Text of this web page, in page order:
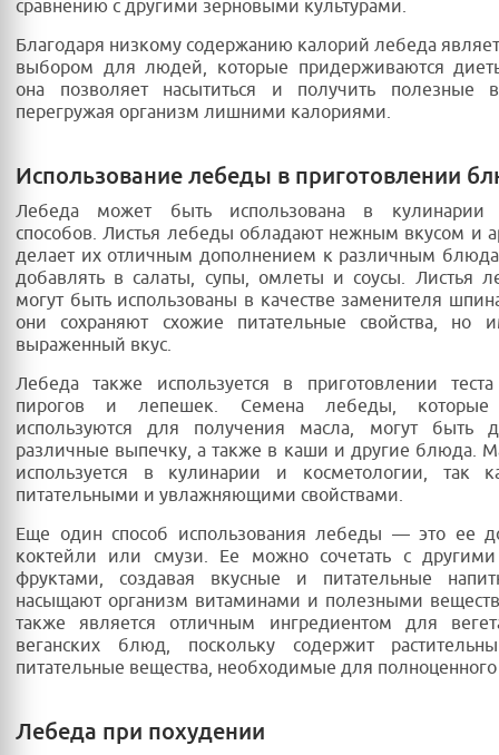
сравнению с другими зерновыми культурами.
Благодаря низкому содержанию калорий лебеда
выбором для людей, которые придерживаются
она позволяет насытиться и получить полезные
перегружая организм лишними калориями.
Использование лебеды в приготовлении
Лебеда может быть использована в кулинарии
способов. Листья лебеды обладают нежным вкусом и
делает их отличным дополнением к различным
добавлять в салаты, супы, омлеты и соусы. Листья
могут быть использованы в качестве заменителя
они сохраняют схожие питательные свойства, но
выраженный вкус.
Лебеда также используется в приготовлении
пирогов и лепешек. Семена лебеды, которые
используются для получения масла, могут быть
различные выпечку, а также в каши и другие блюда.
используется в кулинарии и косметологии, так
питательными и увлажняющими свойствами.
Еще один способ использования лебеды — это ее
коктейли или смузи. Ее можно сочетать с
фруктами, создавая вкусные и питательные
насыщают организм витаминами и полезными
также является отличным ингредиентом для
веганских блюд, поскольку содержит
питательные вещества, необходимые для
Лебеда при похудении